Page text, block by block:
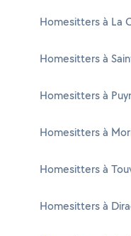
Homesitters à La
Homesitters à
Homesitters à
Homesitters à
Homesitters à
Homesitters à